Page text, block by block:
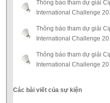
Thông báo tham dự giải
International Challenge
Thông báo tham dự giải
International Challenge
Thông báo tham dự giải
International Challenge
Các bài viết của sự kiện